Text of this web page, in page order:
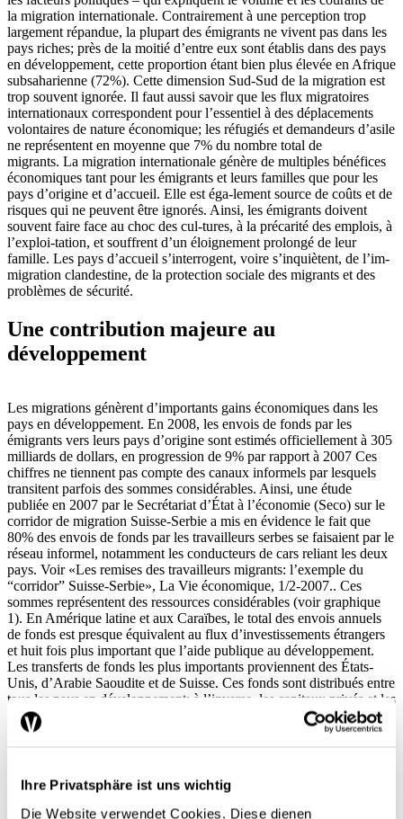
Ihre Privatsphäre ist uns wichtig
Die Website verwendet Cookies. Diese dienen
la migration internationale. Contrairement à une perception trop
largement répandue, la plupart des émigrants ne vivent pas dans les
pays riches; près de la moitié d’entre eux sont établis dans des pays
en développement, cette proportion étant bien plus élevée en Afrique
subsaharienne (72%). Cette dimension Sud-Sud de la migration est
trop souvent ignorée. Il faut aussi savoir que les flux migratoires
internationaux correspondent pour l’essentiel à des déplacements
volontaires de nature économique; les réfugiés et demandeurs d’asile
ne représentent en moyenne que 7% du nombre total de
migrants. La migration internationale génère de multiples bénéfices
économiques tant pour les émigrants et leurs familles que pour les
pays d’origine et d’accueil. Elle est éga-lement source de coûts et de
risques qui ne peuvent être ignorés. Ainsi, les émigrants doivent
souvent faire face au choc des cul-tures, à la précarité des emplois, à
l’exploi-tation, et souffrent d’un éloignement prolongé de leur
famille. Les pays d’accueil s’interrogent, voire s’inquiètent, de l’im-
migration clandestine, de la protection sociale des migrants et des
problèmes de sécurité.
Une contribution majeure au
développement
Les migrations génèrent d’importants gains économiques dans les
pays en développement. En 2008, les envois de fonds par les
émigrants vers leurs pays d’origine sont estimés officiellement à 305
milliards de dollars, en progression de 9% par rapport à 2007 Ces
chiffres ne tiennent pas compte des canaux informels par lesquels
transitent parfois des sommes considérables. Ainsi, une étude
publiée en 2007 par le Secrétariat d’État à l’économie (Seco) sur le
corridor de migration Suisse-Serbie a mis en évidence le fait que
80% des envois de fonds par les travailleurs serbes se faisaient par le
réseau informel, notamment les conducteurs de cars reliant les deux
pays. Voir «Les remises des travailleurs migrants: l’exemple du
“corridor” Suisse-Serbie», La Vie économique, 1/2-2007.. Ces
sommes représentent des ressources considérables (voir graphique
1). En Amérique latine et aux Caraïbes, le total des envois annuels
de fonds est presque équivalent au flux d’investissements étrangers
et huit fois plus important que l’aide publique au développement.
Les transferts de fonds les plus importants proviennent des États-
Unis, d’Arabie Saoudite et de Suisse. Ces fonds sont distribués entre
tous les pays en développement; à l’inverse, les capitaux privés et les
investissements étrangers tendent à se concentrer sur les seules
économies émergentes. Les fonds reçus de l’étranger représentent
Haïti, les transferts de fonds sont une vraie bouée de sauvetage pour
la subsistance des pauvres. Dans d’autre pays sujets aux fluctuations
du prix international des matières premières, ils fonctionnent de facto